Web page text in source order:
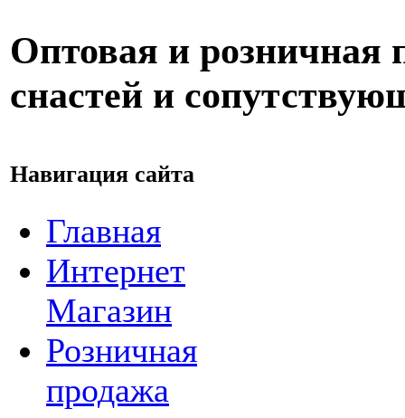
Оптовая и розничная
снастей и
Навигация сайта
Главная
Интернет
Магазин
Розничная
продажа